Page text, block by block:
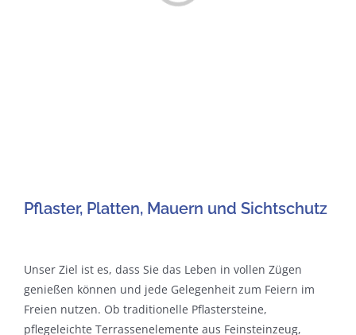
Pflaster, Platten, Mauern und Sichtschutz
Unser Ziel ist es, dass Sie das Leben in vollen Zügen
genießen können und jede Gelegenheit zum Feiern im
Freien nutzen. Ob traditionelle Pflastersteine,
pflegeleichte Terrassenelemente aus Feinsteinzeug,